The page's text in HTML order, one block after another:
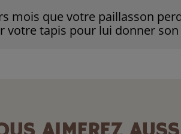
mois que votre paillasson
votre tapis pour lui donner